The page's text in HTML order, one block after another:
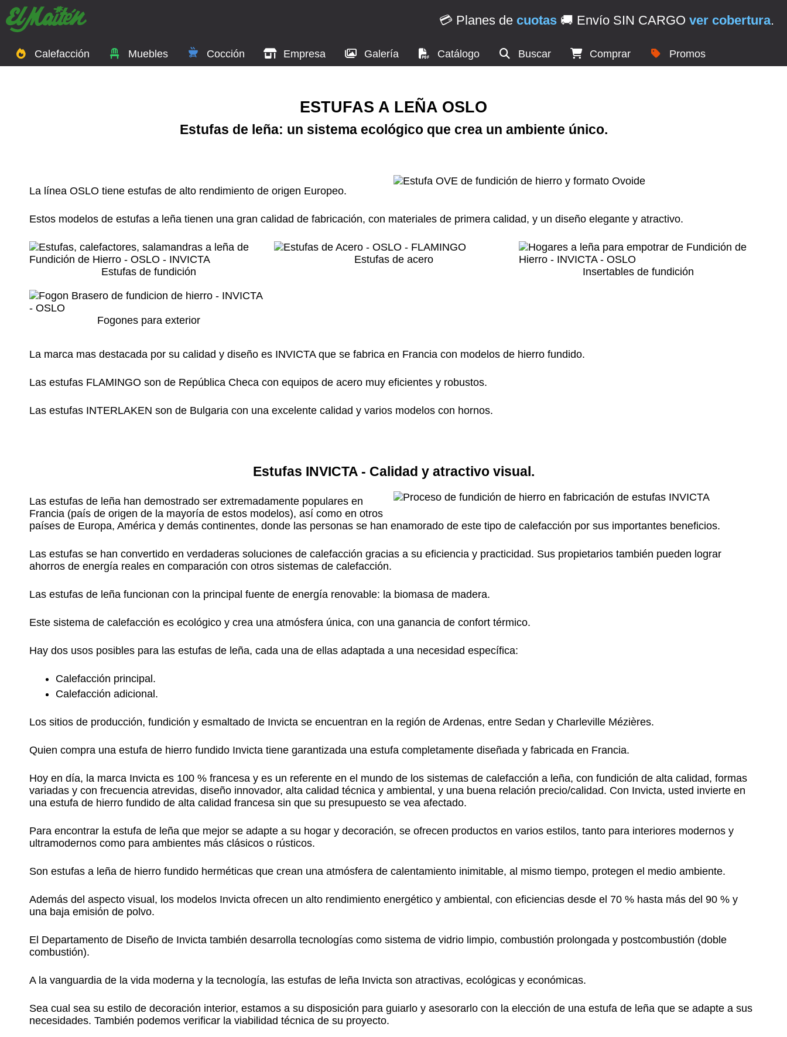
💳 Planes de cuotas 🚚 Envío SIN CARGOver cobertura.
Calefacción Muebles Cocción Empresa Galería Catálogo Buscar Comprar Promos
ESTUFAS A LEÑA OSLO
Estufas de leña: un sistema ecológico que crea un ambiente único.
La línea OSLO tiene estufas de alto rendimiento de origen Europeo.
Estos modelos de estufas a leña tienen una gran calidad de fabricación, con materiales de primera calidad, y un diseño elegante y atractivo.
Estufas de fundición
Estufas de acero
Insertables de fundición
Fogones para exterior
La marca mas destacada por su calidad y diseño es INVICTA que se fabrica en Francia con modelos de hierro fundido.
Las estufas FLAMINGO son de República Checa con equipos de acero muy eficientes y robustos.
Las estufas INTERLAKEN son de Bulgaria con una excelente calidad y varios modelos con hornos.
Estufas INVICTA - Calidad y atractivo visual.
Las estufas de leña han demostrado ser extremadamente populares en
Francia (país de origen de la mayoría de estos modelos), así como en otros
países de Europa, América y demás continentes, donde las personas se han enamorado de este tipo de calefacción por sus importantes beneficios.
Las estufas se han convertido en verdaderas soluciones de calefacción gracias a su eficiencia y practicidad. Sus propietarios también pueden lograr
ahorros de energía reales en comparación con otros sistemas de calefacción.
Las estufas de leña funcionan con la principal fuente de energía renovable: la biomasa de madera.
Este sistema de calefacción es ecológico y crea una atmósfera única, con una ganancia de confort térmico.
Hay dos usos posibles para las estufas de leña, cada una de ellas adaptada a una necesidad específica:
Calefacción principal.
Calefacción adicional.
Los sitios de producción, fundición y esmaltado de Invicta se encuentran en la región de Ardenas, entre Sedan y Charleville Mézières.
Quien compra una estufa de hierro fundido Invicta tiene garantizada una estufa completamente diseñada y fabricada en Francia.
Hoy en día, la marca Invicta es 100 % francesa y es un referente en el mundo de los sistemas de calefacción a leña, con fundición de alta calidad, formas
variadas y con frecuencia atrevidas, diseño innovador, alta calidad técnica y ambiental, y una buena relación precio/calidad. Con Invicta, usted invierte en
una estufa de hierro fundido de alta calidad francesa sin que su presupuesto se vea afectado.
Para encontrar la estufa de leña que mejor se adapte a su hogar y decoración, se ofrecen productos en varios estilos, tanto para interiores modernos y
ultramodernos como para ambientes más clásicos o rústicos.
Son estufas a leña de hierro fundido herméticas que crean una atmósfera de calentamiento inimitable, al mismo tiempo, protegen el medio ambiente.
Además del aspecto visual, los modelos Invicta ofrecen un alto rendimiento energético y ambiental, con eficiencias desde el 70 % hasta más del 90 % y
una baja emisión de polvo.
El Departamento de Diseño de Invicta también desarrolla tecnologías como sistema de vidrio limpio, combustión prolongada y postcombustión (doble
combustión).
A la vanguardia de la vida moderna y la tecnología, las estufas de leña Invicta son atractivas, ecológicas y económicas.
Sea cual sea su estilo de decoración interior, estamos a su disposición para guiarlo y asesorarlo con la elección de una estufa de leña que se adapte a sus
necesidades. También podemos verificar la viabilidad técnica de su proyecto.